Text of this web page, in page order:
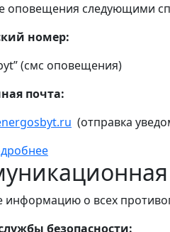
оповещения следующими
номер:
(смс оповещения)
почта:
(отправка
о всех
безопасности: